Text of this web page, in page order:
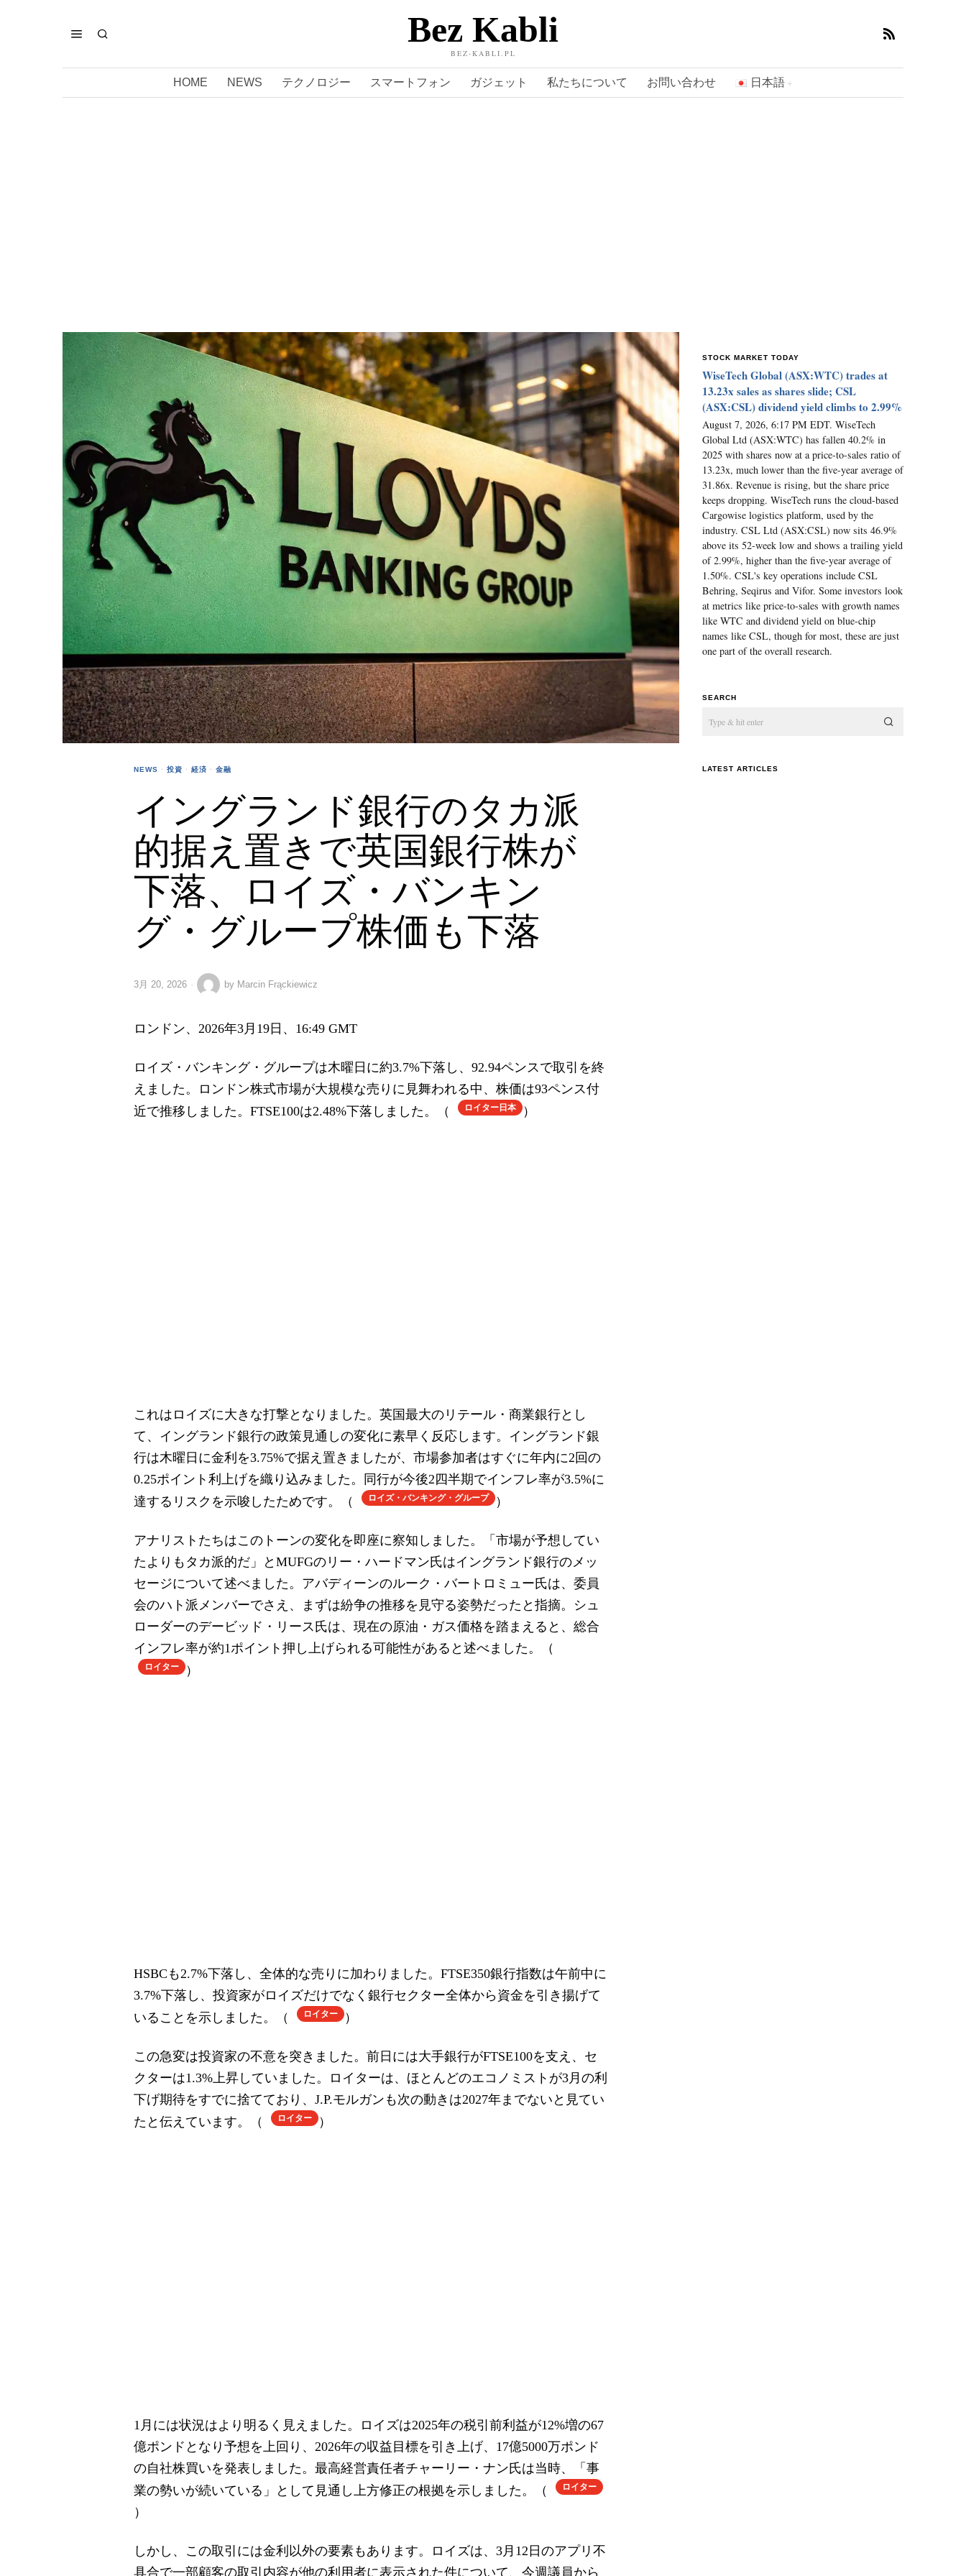
Bez Kabli
BEZ-KABLI.PL
HOME NEWS テクノロジー スマートフォン ガジェット 私たちについて お問い合わせ 日本語
NEWS · 投資 · 経済 · 金融
イングランド銀行のタカ派
的据え置きで英国銀行株が
下落、ロイズ・バンキン
グ・グループ株価も下落
3月 20, 2026 by Marcin Frąckiewicz
ロンドン、2026年3月19日、16:49 GMT
ロイズ・バンキング・グループは木曜日に約3.7%下落し、92.94ペンスで取引を終
えました。ロンドン株式市場が大規模な売りに見舞われる中、株価は93ペンス付
近で推移しました。FTSE100は2.48%下落しました。（
ロイター日本 ）
これはロイズに大きな打撃となりました。英国最大のリテール・商業銀行とし
て、イングランド銀行の政策見通しの変化に素早く反応します。イングランド銀
行は木曜日に金利を3.75%で据え置きましたが、市場参加者はすぐに年内に2回の
0.25ポイント利上げを織り込みました。同行が今後2四半期でインフレ率が3.5%に
達するリスクを示唆したためです。（
ロイズ・バンキング・グループ ）
アナリストたちはこのトーンの変化を即座に察知しました。「市場が予想してい
たよりもタカ派的だ」とMUFGのリー・ハードマン氏はイングランド銀行のメッ
セージについて述べました。アバディーンのルーク・バートロミュー氏は、委員
会のハト派メンバーでさえ、まずは紛争の推移を見守る姿勢だったと指摘。シュ
ローダーのデービッド・リース氏は、現在の原油・ガス価格を踏まえると、総合
インフレ率が約1ポイント押し上げられる可能性があると述べました。（
ロイター ）
HSBCも2.7%下落し、全体的な売りに加わりました。FTSE350銀行指数は午前中に
3.7%下落し、投資家がロイズだけでなく銀行セクター全体から資金を引き揚げて
いることを示しました。（
ロイター ）
この急変は投資家の不意を突きました。前日には大手銀行がFTSE100を支え、セ
クターは1.3%上昇していました。ロイターは、ほとんどのエコノミストが3月の利
下げ期待をすでに捨てており、J.P.モルガンも次の動きは2027年までないと見てい
たと伝えています。（
ロイター ）
1月には状況はより明るく見えました。ロイズは2025年の税引前利益が12%増の67
億ポンドとなり予想を上回り、2026年の収益目標を引き上げ、17億5000万ポンド
の自社株買いを発表しました。最高経営責任者チャーリー・ナン氏は当時、「事
業の勢いが続いている」として見通し上方修正の根拠を示しました。（
ロイター
）
しかし、この取引には金利以外の要素もあります。ロイズは、3月12日のアプリ不
具合で一部顧客の取引内容が他の利用者に表示された件について、今週議員から
STOCK MARKET TODAY
WiseTech Global (ASX:WTC) trades at
13.23x sales as shares slide; CSL
(ASX:CSL) dividend yield climbs to 2.99%
August 7, 2026, 6:17 PM EDT. WiseTech
Global Ltd (ASX:WTC) has fallen 40.2% in
2025 with shares now at a price-to-sales ratio of
13.23x, much lower than the five-year average of
31.86x. Revenue is rising, but the share price
keeps dropping. WiseTech runs the cloud-based
Cargowise logistics platform, used by the
industry. CSL Ltd (ASX:CSL) now sits 46.9%
above its 52-week low and shows a trailing yield
of 2.99%, higher than the five-year average of
1.50%. CSL's key operations include CSL
Behring, Seqirus and Vifor. Some investors look
at metrics like price-to-sales with growth names
like WTC and dividend yield on blue-chip
names like CSL, though for most, these are just
one part of the overall research.
SEARCH
LATEST ARTICLES